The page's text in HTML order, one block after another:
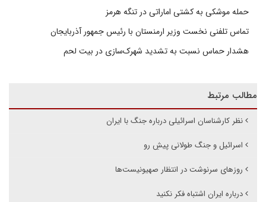
حمله موشکی به کشتی اماراتی در تنگه هرمز
تماس تلفنی نخست وزیر ارمنستان با رئیس جمهور آذربایجان
هشدار حماس نسبت به تشدید شهرک‌سازی در بیت‌ لحم
مطالب مرتبط
نظر کارشناسان اسرائیلی درباره جنگ با ایران
اسرائیل و جنگ طولانی پیشِ رو
روز‌های سرنوشت در انتظار صهیونیست‌ها
درباره ایران اشتباه فکر نکنید